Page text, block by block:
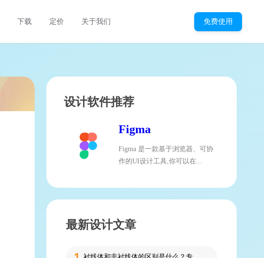
下载 定价 关于我们 免费使用
设计软件推荐
Figma
Figma 是一款基于浏览器、可协
作的UI设计工具,你可以在...
最新设计文章